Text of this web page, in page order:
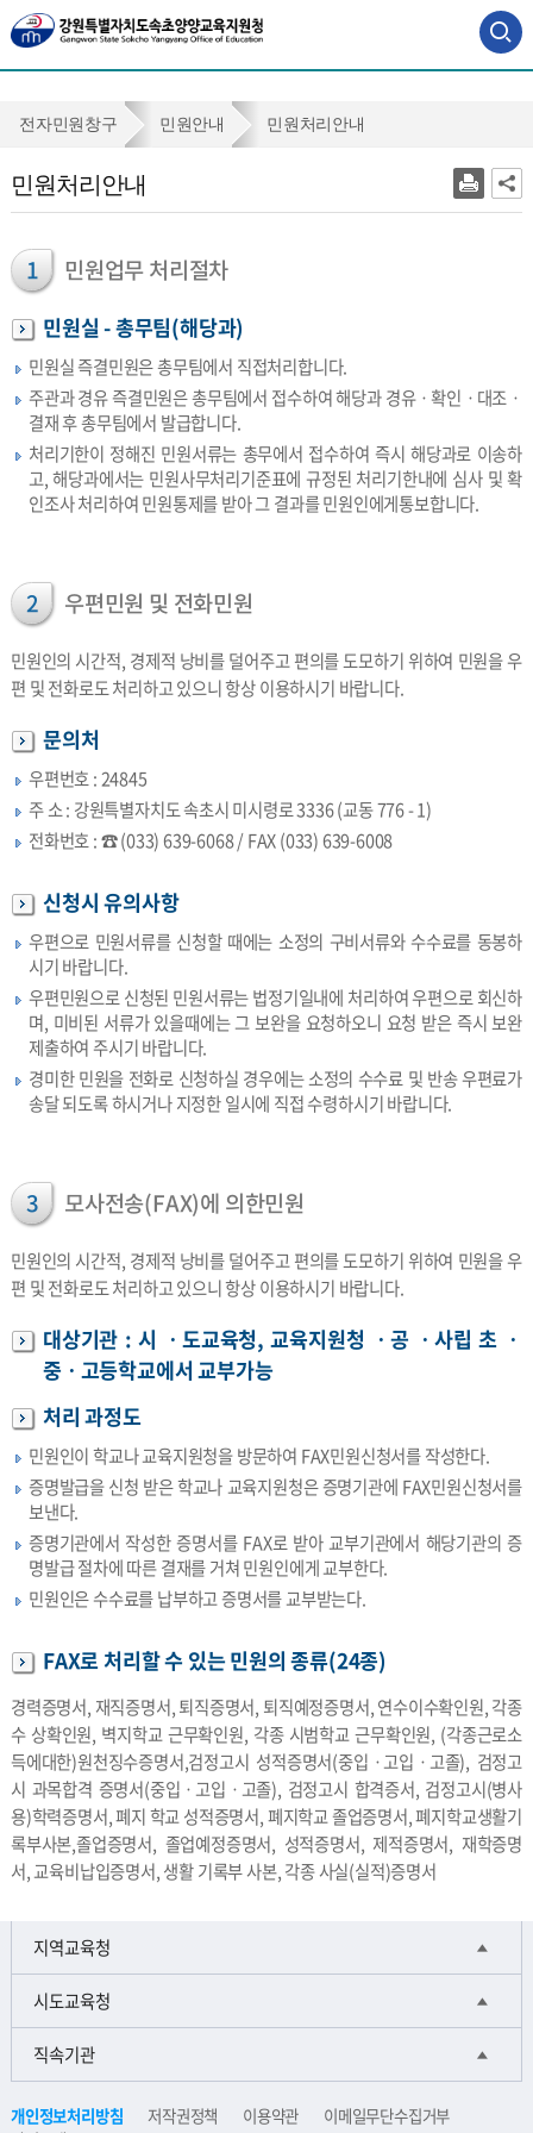
사
이
로
가
기
민
처
안
내
전자민원창구 민원안내 민원처리안내
민원처리안내
1 민원업무 처리절차
민원실 - 총무팀(해당과)
민원실 즉결민원은 총무팀에서 직접처리합니다.
주관과 경유 즉결민원은 총무팀에서 접수하여 해당과 경유ㆍ확인ㆍ대조ㆍ
결재 후 총무팀에서 발급합니다.
처리기한이 정해진 민원서류는 총무에서 접수하여 즉시 해당과로 이송하
고, 해당과에서는 민원사무처리기준표에 규정된 처리기한내에 심사 및 확
인조사 처리하여 민원통제를 받아 그 결과를 민원인에게통보합니다.
2 우편민원 및 전화민원
민원인의 시간적, 경제적 낭비를 덜어주고 편의를 도모하기 위하여 민원을 우
편 및 전화로도 처리하고 있으니 항상 이용하시기 바랍니다.
문의처
우편번호 : 24845
주 소 : 강원특별자치도 속초시 미시령로 3336 (교동 776 - 1)
전화번호 : ☎ (033) 639-6068 / FAX (033) 639-6008
신청시 유의사항
우편으로 민원서류를 신청할 때에는 소정의 구비서류와 수수료를 동봉하
시기 바랍니다.
우편민원으로 신청된 민원서류는 법정기일내에 처리하여 우편으로 회신하
며, 미비된 서류가 있을때에는 그 보완을 요청하오니 요청 받은 즉시 보완
제출하여 주시기 바랍니다.
경미한 민원을 전화로 신청하실 경우에는 소정의 수수료 및 반송 우편료가
송달 되도록 하시거나 지정한 일시에 직접 수령하시기 바랍니다.
3 모사전송(FAX)에 의한민원
민원인의 시간적, 경제적 낭비를 덜어주고 편의를 도모하기 위하여 민원을 우
편 및 전화로도 처리하고 있으니 항상 이용하시기 바랍니다.
대상기관 : 시 ㆍ도교육청, 교육지원청 ㆍ공 ㆍ사립 초 ㆍ
중ㆍ고등학교에서 교부가능
처리 과정도
민원인이 학교나 교육지원청을 방문하여 FAX민원신청서를 작성한다.
증명발급을 신청 받은 학교나 교육지원청은 증명기관에 FAX민원신청서를
보낸다.
증명기관에서 작성한 증명서를 FAX로 받아 교부기관에서 해당기관의 증
명발급 절차에 따른 결재를 거쳐 민원인에게 교부한다.
민원인은 수수료를 납부하고 증명서를 교부받는다.
FAX로 처리할 수 있는 민원의 종류(24종)
경력증명서, 재직증명서, 퇴직증명서, 퇴직예정증명서, 연수이수확인원, 각종
수 상확인원, 벽지학교 근무확인원, 각종 시범학교 근무확인원, (각종근로소
득에대한)원천징수증명서,검정고시 성적증명서(중입ㆍ고입ㆍ고졸), 검정고
시 과목합격 증명서(중입ㆍ고입ㆍ고졸), 검정고시 합격증서, 검정고시(병사
용)학력증명서, 폐지 학교 성적증명서, 폐지학교 졸업증명서, 폐지학교생활기
록부사본,졸업증명서, 졸업예정증명서, 성적증명서, 제적증명서, 재학증명
서, 교육비납입증명서, 생활 기록부 사본, 각종 사실(실적)증명서
지역교육청
시도교육청
직속기관
개인정보처리방침 저작권정책 이용약관
이메일무단수집거부